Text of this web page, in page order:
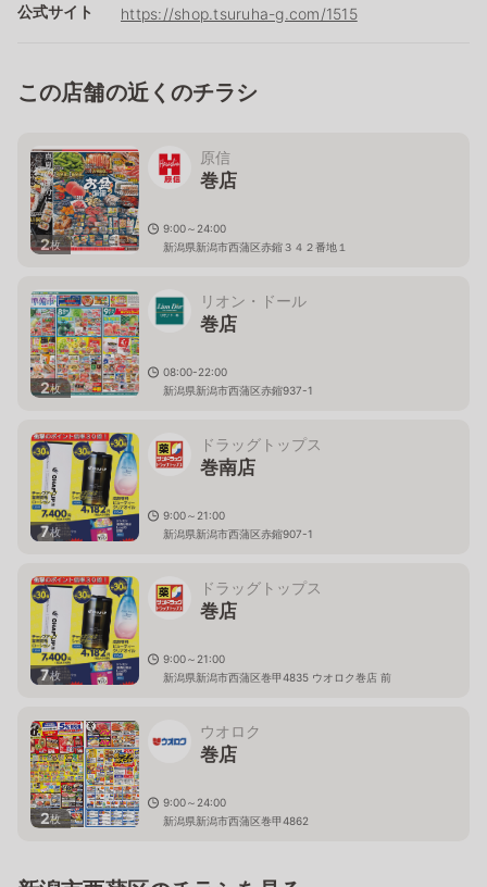
公式サイト https://shop.tsuruha-g.com/1515
この店舗の近くのチラシ
2枚
原信
巻店
9:00～24:00
新潟県新潟市西蒲区赤鏥３４２番地１
2枚
リオン・ドール
巻店
08:00-22:00
新潟県新潟市西蒲区赤鏥937-1
7枚
ドラッグトップス
巻南店
9:00～21:00
新潟県新潟市西蒲区赤鏥907-1
7枚
ドラッグトップス
巻店
9:00～21:00
新潟県新潟市西蒲区巻甲4835 ウオロク巻店 前
2枚
ウオロク
巻店
9:00～24:00
新潟県新潟市西蒲区巻甲4862